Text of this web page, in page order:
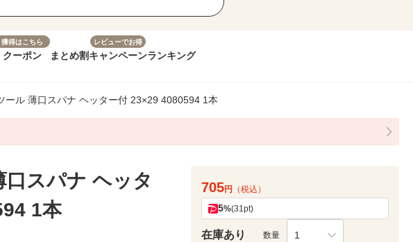
獲得はこちら
クーポン まとめ割
レビューでお得
キャンペーンランキング
ール 薄口スパナ ヘッター付 23×29 4080594 1本
スパナ ヘッタ
1本
705円 （税込）
5%(31pt)
在庫あり 数量 1